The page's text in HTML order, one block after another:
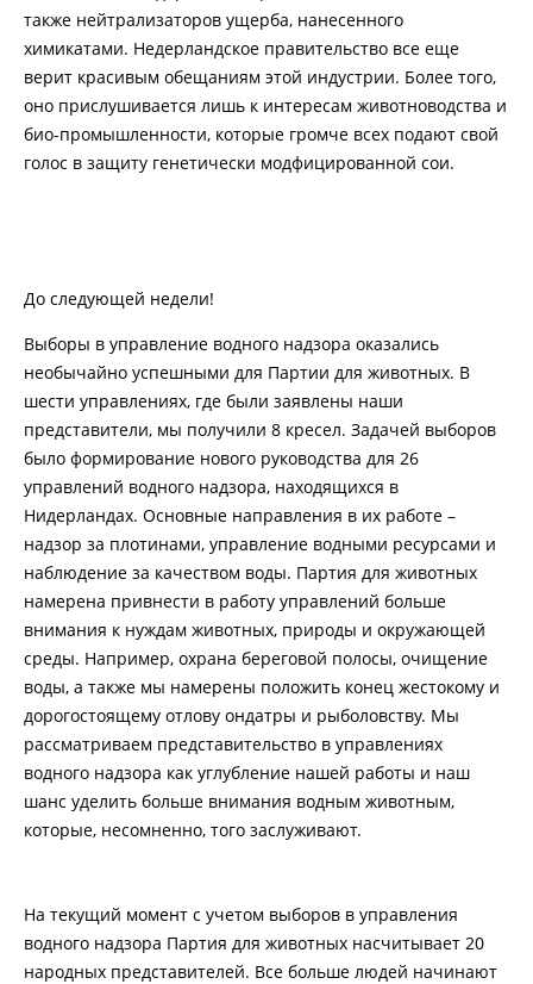
также нейтрализаторов ущерба, нанесенного
химикатами. Недерландское правительство все еще
верит красивым обещаниям этой индустрии. Более того,
оно прислушивается лишь к интересам животноводства и
био-промышленности, которые громче всех подают свой
голос в защиту генетически модфицированной сои.
До следующей недели!
Выборы в управление водного надзора оказались
необычайно успешными для Партии для животных. В
шести управлениях, где были заявлены наши
представители, мы получили 8 кресел. Задачей выборов
было формирование нового руководства для 26
управлений водного надзора, находящихся в
Нидерландах. Основные направления в их работе –
надзор за плотинами, управление водными ресурсами и
наблюдение за качеством воды. Партия для животных
намерена привнести в работу управлений больше
внимания к нуждам животных, природы и окружающей
среды. Например, охрана береговой полосы, очищение
воды, а также мы намерены положить конец жестокому и
дорогостоящему отлову ондатры и рыболовству. Мы
рассматриваем представительство в управлениях
водного надзора как углубление нашей работы и наш
шанс уделить больше внимания водным животным,
которые, несомненно, того заслуживают.
На текущий момент с учетом выборов в управления
водного надзора Партия для животных насчитывает 20
народных представителей. Все больше людей начинают